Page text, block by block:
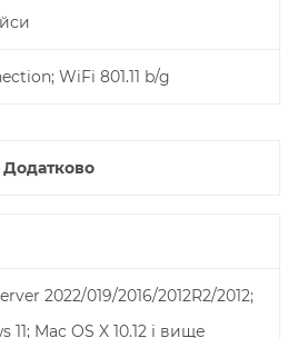
WiFi 801.11 b/g
Додатково
2022/019/2016/2012R2/2012;
Mac OS X 10.12 і вище